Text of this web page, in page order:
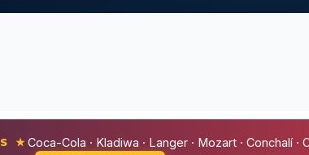
★Coca-Cola · Kladiwa · Langer · Mozart · Conchalí ·